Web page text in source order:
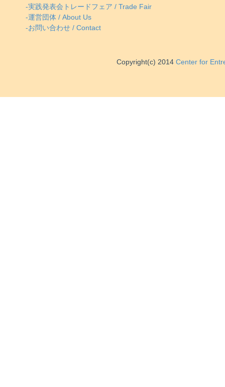
-実践発表会トレードフェア / Trade Fair
-運営団体 / About Us
-お問い合わせ / Contact
Copyright(c) 2014 Center for